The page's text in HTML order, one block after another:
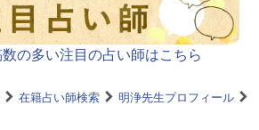
の多い注目の占い師はこちら
在籍占い師検索
明浄先生プロフィール